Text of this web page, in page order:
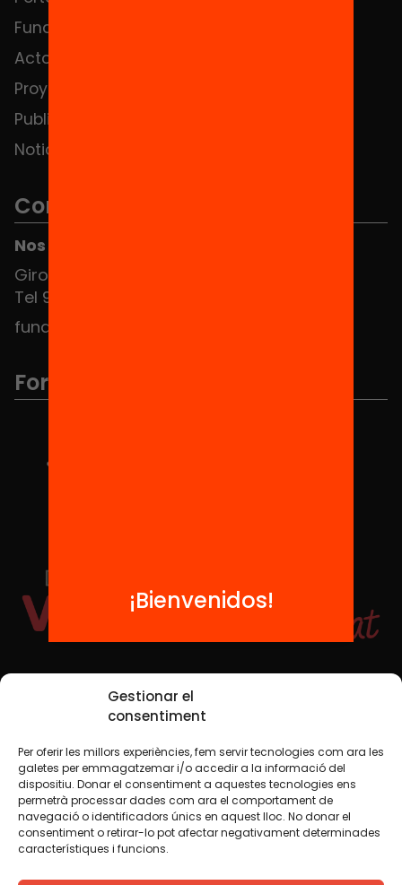
Gestionar el
consentiment
Per oferir les millors experiències, fem servir tecnologies com ara les
galetes per emmagatzemar i/o accedir a la informació del
dispositiu. Donar el consentiment a aquestes tecnologies ens
permetrà processar dades com ara el comportament de
navegació o identificadors únics en aquest lloc. No donar el
consentiment o retirar-lo pot afectar negativament determinades
característiques i funcions.
Fundación
Actos
Proyectos
Publicaciones y vídeos
Noticias
Contacto
Nos puedes encontrar en el HUB Social
Girona 34, interior 08010 Barcelona
Tel 934 588 700
fundacio@equitat.org
Formamos parte de...
Redes sociales
TWT YTB IG FB IN
Aviso legalPolítica de cookies
¡Bienvenidos!